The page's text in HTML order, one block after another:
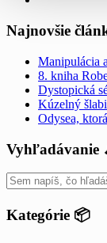
Najnovšie
Manipulácia
8. kniha
Dystopická
Kúzelný
Odysea,
Vyhľadávanie
Kategórie 📦